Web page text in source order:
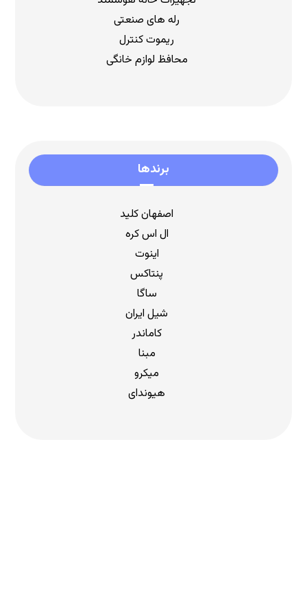
رله های صنعتی
ریموت کنترل
محافظ لوازم خانگی
برندها
اصفهان کلید
ال اس کره
اینوت
پنتاکس
ساگا
شیل ایران
کاماندر
مبنا
میکرو
هیوندای